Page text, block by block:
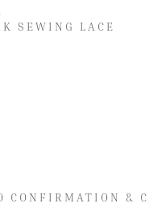
SEWING LACE
CONFIRMATION &